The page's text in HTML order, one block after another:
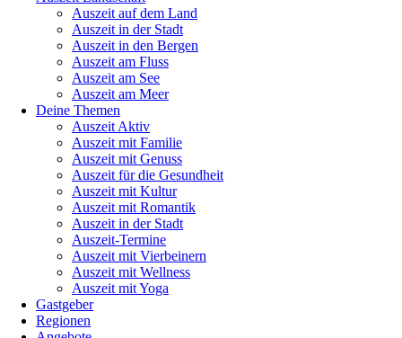
Auszeit auf dem Land
Auszeit in der Stadt
Auszeit in den Bergen
Auszeit am Fluss
Auszeit am See
Auszeit am Meer
Deine Themen
Auszeit Aktiv
Auszeit mit Familie
Auszeit mit Genuss
Auszeit für die Gesundheit
Auszeit mit Kultur
Auszeit mit Romantik
Auszeit in der Stadt
Auszeit-Termine
Auszeit mit Vierbeinern
Auszeit mit Wellness
Auszeit mit Yoga
Gastgeber
Regionen